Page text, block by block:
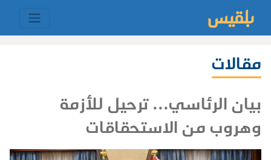
مقالات
بيان الرئاسي... ترحيل للأزمة
وهروب من الاستحقاقات